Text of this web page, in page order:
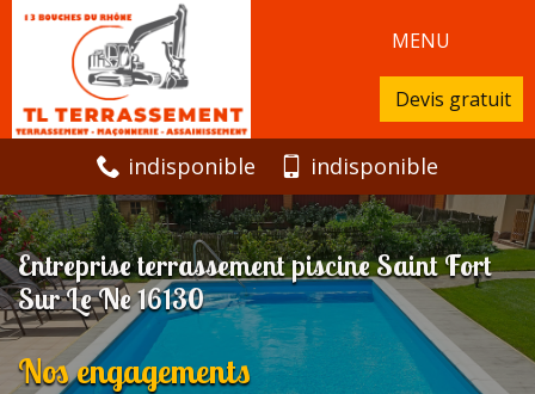
MENU
Devis gratuit
indisponible indisponible
Entreprise terrassement piscine Saint Fort
Sur Le Ne 16130
Nos engagements